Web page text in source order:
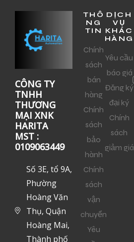
CÔNG TY
TNHH
THƯƠNG
MẠI XNK
HARITA
MST :
0109063449
Số 3E, tổ 9A,
Phường
Hoàng Văn
Thụ, Quận
Hoàng Mai,
Thành phố
THÔ
NG
TIN
Chính
sách
bán
hàng
Chính
sách
bảo
hành
Chính
sách
vận
chuyển
Yêu
DỊCH
VỤ
KHÁC
HÀNG
Yêu cầu
báo giá
Đăng ký
đại ký
Chính
sách
giảm giá